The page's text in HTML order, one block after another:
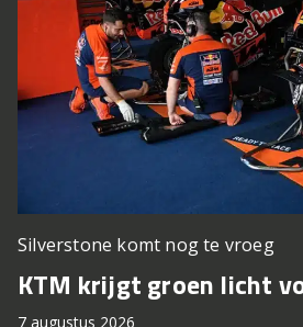
Silverstone komt nog te vroeg
KTM krijgt groen licht
7 augustus 2026